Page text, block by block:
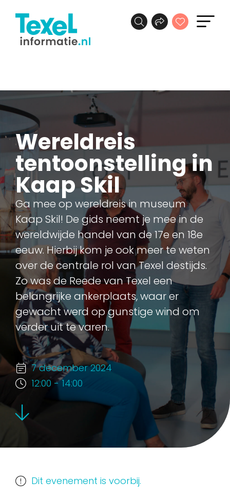
Wereldreis
tentoonstelling in
Kaap Skil
Ga mee op wereldreis in museum
Kaap Skil! De gids neemt je mee in de
wereldwijde handel van de 17e en 18e
eeuw. Hierbij kom je ook meer te weten
over de centrale rol van Texel destijds.
Zo was de Reede van Texel een
belangrijke ankerplaats, waar er
gewacht werd op gunstige wind om
verder uit te varen.
7 december 2024
12:00 - 14:00
Dit evenement is voorbij.